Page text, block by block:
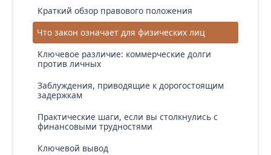
Краткий обзор правового положения
Что закон означает для физических лиц
Ключевое различие: коммерческие долги
против личных
Заблуждения, приводящие к дорогостоящим
задержкам
Практические шаги, если вы столкнулись с
финансовыми трудностями
Ключевой вывод